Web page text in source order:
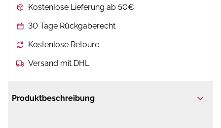
Kostenlose Lieferung ab 50€
30 Tage Rückgaberecht
Kostenlose Retoure
Versand mit DHL
Produktbeschreibung